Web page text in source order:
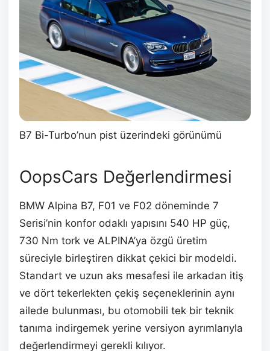
B7 Bi-Turbo’nun pist üzerindeki görünümü
OopsCars Değerlendirmesi
BMW Alpina B7, F01 ve F02 döneminde 7
Serisi’nin konfor odaklı yapısını 540 HP güç,
730 Nm tork ve ALPINA’ya özgü üretim
süreciyle birleştiren dikkat çekici bir modeldi.
Standart ve uzun aks mesafesi ile arkadan itiş
ve dört tekerlekten çekiş seçeneklerinin aynı
ailede bulunması, bu otomobili tek bir teknik
tanıma indirgemek yerine versiyon ayrımlarıyla
değerlendirmeyi gerekli kılıyor.